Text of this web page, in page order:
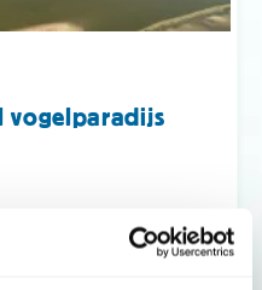
vogelparadijs